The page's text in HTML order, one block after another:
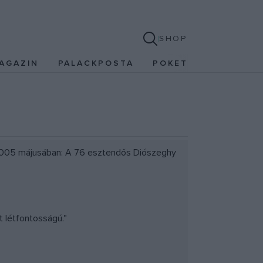
SHOP
PALACKPOSTA POKET
májusában: A 76 esztendős Diószeghy
létfontosságú."